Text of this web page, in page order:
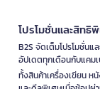
โปรโมชั่นและสิทธิ
B2S จัดเต็มโปรโมชั่น
อัปเดตทุกเดือนกับแคม
ทั้งสินค้าเครื่องเขียน ห